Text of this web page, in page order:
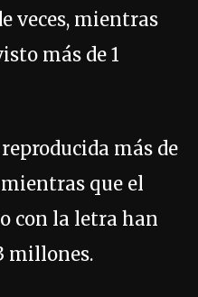
veces, mientras
más de 1
más de
mientras que el
con la letra han
millones.